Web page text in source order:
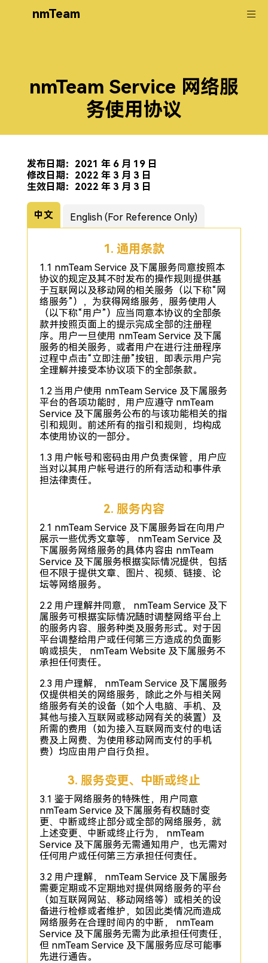
nmTeam
nmTeam Service 网络服
务使用协议
发布日期：2021 年 6 月 19 日
修改日期：2022 年 3 月 3 日
生效日期：2022 年 3 月 3 日
中文 English (For Reference Only)
1. 通用条款
1.1 nmTeam Service 及下属服务同意按照本
协议的规定及其不时发布的操作规则提供基
于互联网以及移动网的相关服务（以下称“网
络服务”），为获得网络服务，服务使用人
（以下称“用户”）应当同意本协议的全部条
款并按照页面上的提示完成全部的注册程
序。用户一旦使用 nmTeam Service 及下属
服务的相关服务，或者用户在进行注册程序
过程中点击“立即注册”按钮，即表示用户完
全理解并接受本协议项下的全部条款。
1.2 当用户使用 nmTeam Service 及下属服务
平台的各项功能时，用户应遵守 nmTeam
Service 及下属服务公布的与该功能相关的指
引和规则。前述所有的指引和规则，均构成
本使用协议的一部分。
1.3 用户帐号和密码由用户负责保管，用户应
当对以其用户帐号进行的所有活动和事件承
担法律责任。
2. 服务内容
2.1 nmTeam Service 及下属服务旨在向用户
展示一些优秀文章等， nmTeam Service 及
下属服务网络服务的具体内容由 nmTeam
Service 及下属服务根据实际情况提供，包括
但不限于提供文章、图片、视频、链接、论
坛等网络服务。
2.2 用户理解并同意， nmTeam Service 及下
属服务可根据实际情况随时调整网络平台上
的服务内容、服务种类及服务形式。对于因
平台调整给用户或任何第三方造成的负面影
响或损失， nmTeam Website 及下属服务不
承担任何责任。
2.3 用户理解， nmTeam Service 及下属服务
仅提供相关的网络服务，除此之外与相关网
络服务有关的设备（如个人电脑、手机、及
其他与接入互联网或移动网有关的装置）及
所需的费用（如为接入互联网而支付的电话
费及上网费、为使用移动网而支付的手机
费）均应由用户自行负担。
3. 服务变更、中断或终止
3.1 鉴于网络服务的特殊性，用户同意
nmTeam Service 及下属服务有权随时变
更、中断或终止部分或全部的网络服务，就
上述变更、中断或终止行为， nmTeam
Service 及下属服务无需通知用户，也无需对
任何用户或任何第三方承担任何责任。
3.2 用户理解， nmTeam Service 及下属服务
需要定期或不定期地对提供网络服务的平台
（如互联网网站、移动网络等）或相关的设
备进行检修或者维护，如因此类情况而造成
网络服务在合理时间内的中断， nmTeam
Service 及下属服务无需为此承担任何责任，
但 nmTeam Service 及下属服务应尽可能事
先进行通告。